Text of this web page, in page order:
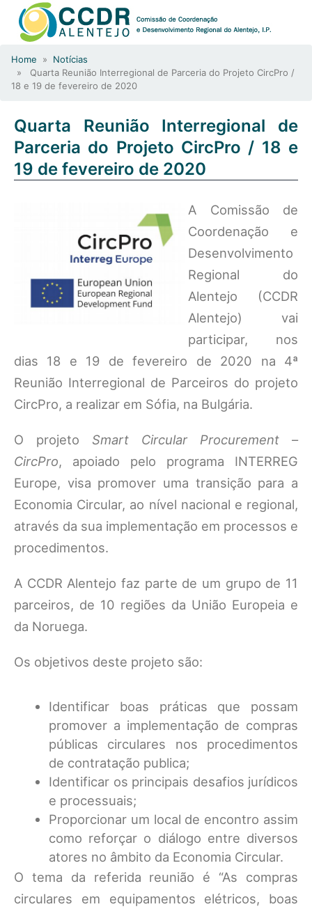
Home » Notícias
» Quarta Reunião Interregional de Parceria do Projeto CircPro /
18 e 19 de fevereiro de 2020
Quarta Reunião Interregional de
Parceria do Projeto CircPro / 18 e
19 de fevereiro de 2020
A Comissão de
Coordenação e
Desenvolvimento
Regional do
Alentejo (CCDR
Alentejo) vai
participar, nos
dias 18 e 19 de fevereiro de 2020 na 4ª
Reunião Interregional de Parceiros do projeto
CircPro, a realizar em Sófia, na Bulgária.
O projeto Smart Circular Procurement –
CircPro, apoiado pelo programa INTERREG
Europe, visa promover uma transição para a
Economia Circular, ao nível nacional e regional,
através da sua implementação em processos e
procedimentos.
A CCDR Alentejo faz parte de um grupo de 11
parceiros, de 10 regiões da União Europeia e
da Noruega.
Os objetivos deste projeto são:
Identificar boas práticas que possam
promover a implementação de compras
públicas circulares nos procedimentos
de contratação publica;
Identificar os principais desafios jurídicos
e processuais;
Proporcionar um local de encontro assim
como reforçar o diálogo entre diversos
atores no âmbito da Economia Circular.
O tema da referida reunião é “As compras
circulares em equipamentos elétricos, boas